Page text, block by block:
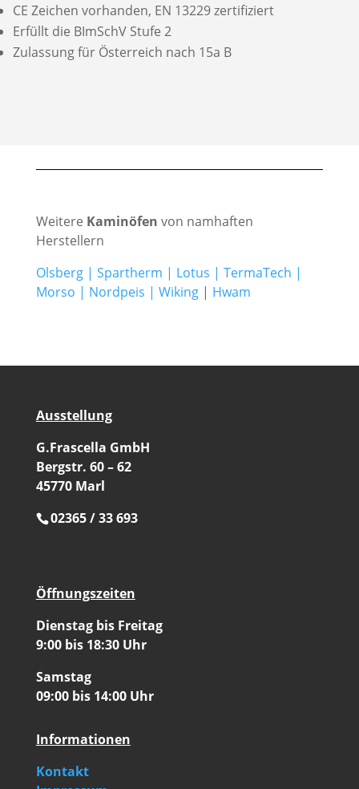
CE Zeichen vorhanden, EN 13229 zertifiziert
Erfüllt die BImSchV Stufe 2
Zulassung für Österreich nach 15a B
Weitere Kaminöfen von namhaften
Herstellern
Olsberg| Spartherm | Lotus | TermaTech |
Morso | Nordpeis | Wiking| Hwam
Ausstellung
G.Frascella GmbH
Bergstr. 60 – 62
45770 Marl
02365 / 33 693
Öffnungszeiten
Dienstag bis Freitag
9:00 bis 18:30 Uhr
Samstag
09:00 bis 14:00 Uhr
Informationen
Kontakt